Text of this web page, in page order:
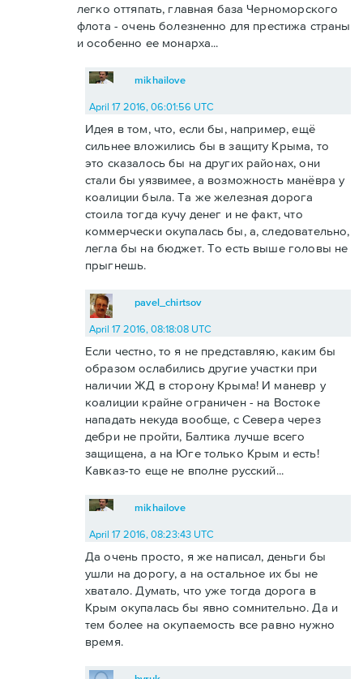
легко оттяпать, главная база Черноморского
флота - очень болезненно для престижа страны
и особенно ее монарха...
mikhailove
April 17 2016, 06:01:56 UTC
Идея в том, что, если бы, например, ещё
сильнее вложились бы в защиту Крыма, то
это сказалось бы на других районах, они
стали бы уязвимее, а возможность манёвра у
коалиции была. Та же железная дорога
стоила тогда кучу денег и не факт, что
коммерчески окупалась бы, а, следовательно,
легла бы на бюджет. То есть выше головы не
прыгнешь.
pavel_chirtsov
April 17 2016, 08:18:08 UTC
Если честно, то я не представляю, каким бы
образом ослабились другие участки при
наличии ЖД в сторону Крыма! И маневр у
коалиции крайне ограничен - на Востоке
нападать некуда вообще, с Севера через
дебри не пройти, Балтика лучше всего
защищена, а на Юге только Крым и есть!
Кавказ-то еще не вполне русский...
mikhailove
April 17 2016, 08:23:43 UTC
Да очень просто, я же написал, деньги бы
ушли на дорогу, а на остальное их бы не
хватало. Думать, что уже тогда дорога в
Крым окупалась бы явно сомнительно. Да и
тем более на окупаемость все равно нужно
время.